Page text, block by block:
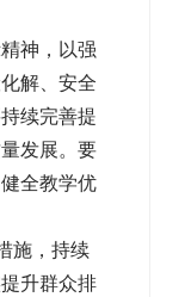
神，以强
解、安全
续完善提
发展。要
全教学优
施，持续
升群众排